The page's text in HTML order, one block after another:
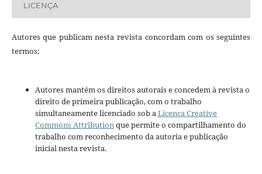
LICENÇA
Autores que publicam nesta revista concordam com os seguintes
termos:
Autores mantém os direitos autorais e concedem à revista o
direito de primeira publicação, com o trabalho
simultaneamente licenciado sob a Licença Creative
Commons Attribution que permite o compartilhamento do
trabalho com reconhecimento da autoria e publicação
inicial nesta revista.